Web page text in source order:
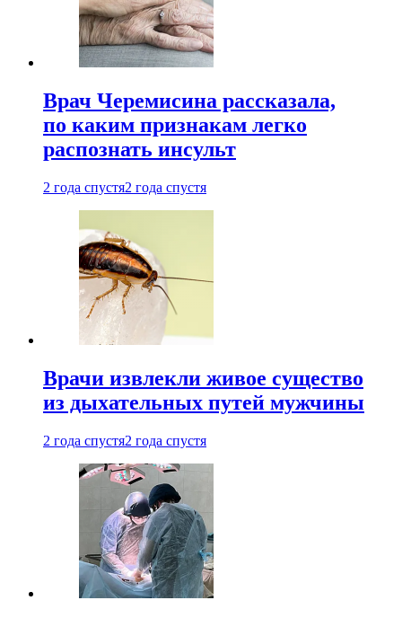
Врач Черемисина рассказала,
по каким признакам легко
распознать инсульт
2 года спустя2 года спустя
Врачи извлекли живое существо
из дыхательных путей мужчины
2 года спустя2 года спустя